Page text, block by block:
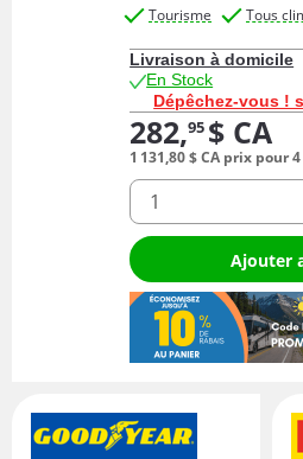
Tourisme Tous
Livraison à domicile
En Stock
Dépêchez-vous !
282,95 $ CA
1 131,80$ CA prix pour
quantité
Ajouter